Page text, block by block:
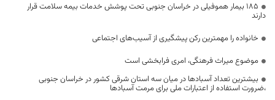
۱۸۵ بیمار هموفیلی در خراسان جنوبی تحت پوشش خدمات بیمه سلامت قرار
دارند
خانواده را مهمترین رکن پیشگیری از آسیب‌های اجتماعی
موضوع میراث فرهنگی، امری فرابخشی است
بیشترین تعداد آسبادها در میان سه استان شرقی کشور در خراسان جنوبی
،ضرورت استفاده از اعتبارات ملی برای مرمت آسبادها